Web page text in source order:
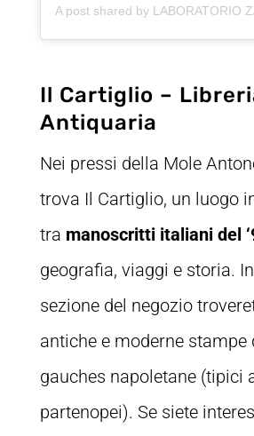
Il Cartiglio –
Antiquaria
Nei pressi della Mole
trova Il Cartiglio, un luogo
tra manoscritti italiani del
geografia, viaggi e storia.
sezione del negozio
antiche e moderne stampe
gauches napoletane (tipici
partenopei). Se siete